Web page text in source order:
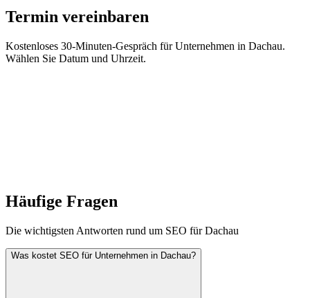
Termin vereinbaren
Kostenloses 30-Minuten-Gespräch für Unternehmen in Dachau.
Wählen Sie Datum und Uhrzeit.
Häufige Fragen
Die wichtigsten Antworten rund um SEO fürDachau
Was kostet SEO für Unternehmen in Dachau?